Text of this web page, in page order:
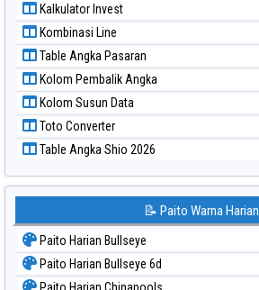
Paito Warna Sydney Lottery 6d
Paito Warna Sydney Lotto
Paito Warna Sydney Pools 6d
Paito Warna Taipei
Paito Warna Taiwan
Kalkulator Invest
Kombinasi Line
Table Angka Pasaran
Kolom Pembalik Angka
Kolom Susun Data
Toto Converter
Table Angka Shio 2026
📝 Paito Warna Harian
Paito Harian Bullseye
Paito Harian Bullseye 6d